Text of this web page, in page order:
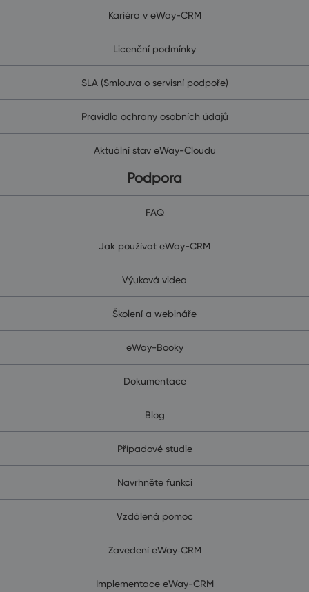
Kariéra v eWay-CRM
Licenční podmínky
SLA (Smlouva o servisní podpoře)
Pravidla ochrany osobních údajů
Aktuální stav eWay-Cloudu
Podpora
FAQ
Jak používat eWay-CRM
Výuková videa
Školení a webináře
eWay-Booky
Dokumentace
Blog
Případové studie
Navrhněte funkci
Vzdálená pomoc
Zavedení eWay‑CRM
Implementace eWay-CRM